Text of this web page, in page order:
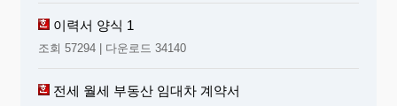
이력서 양식 1
조회 57294 | 다운로드 34140
전세 월세 부동산 임대차 계약서